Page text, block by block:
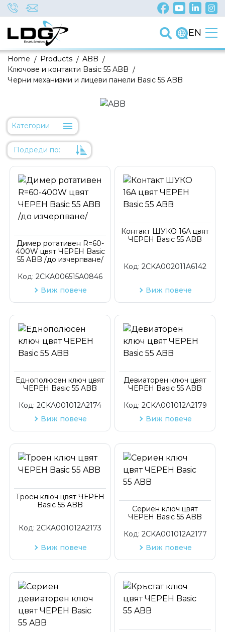
EN
/
Home /
Products /
ABB
/
Ключове и контакти Basic 55 ABB
Черни механизми и лицеви панели Basic 55 ABB
Категории
Подреди по:
Име
Име
Код на артикул
Код на артикул
Димер ротативен R=60-
400W цвят ЧЕРЕН Basic
55 ABB /до изчерпване/
Код: 2CKA006515A0846
Виж повече
Контакт ШУКО 16A цвят
ЧЕРЕН Basic 55 ABB
Код: 2CKA002011A6142
Виж повече
Еднополюсен ключ цвят
ЧЕРЕН Basic 55 ABB
Код: 2CKA001012A2174
Виж повече
Девиаторен ключ цвят
ЧЕРЕН Basic 55 ABB
Код: 2CKA001012A2179
Виж повече
Троен ключ цвят ЧЕРЕН
Basic 55 ABB
Код: 2CKA001012A2173
Виж повече
Сериен ключ цвят
ЧЕРЕН Basic 55 ABB
Код: 2CKA001012A2177
Виж повече